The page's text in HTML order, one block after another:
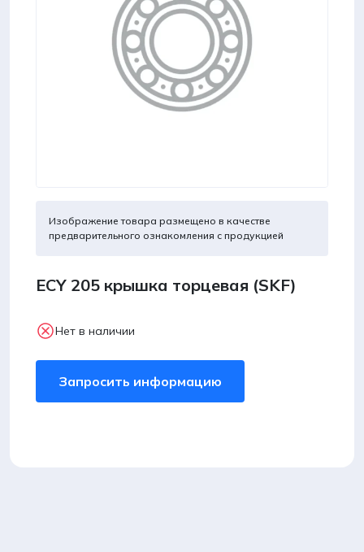
Изображение товара размещено в качестве
предварительного ознакомления с продукцией
ECY 205 крышка торцевая (SKF)
Нет в наличии
Запросить информацию